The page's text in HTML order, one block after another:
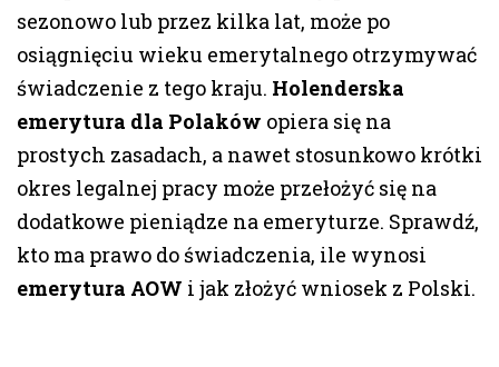
sezonowo lub przez kilka lat, może po
osiągnięciu wieku emerytalnego otrzymywać
świadczenie z tego kraju. Holenderska
emerytura dla Polaków opiera się na
prostych zasadach, a nawet stosunkowo krótki
okres legalnej pracy może przełożyć się na
dodatkowe pieniądze na emeryturze. Sprawdź,
kto ma prawo do świadczenia, ile wynosi
emerytura AOW i jak złożyć wniosek z Polski.